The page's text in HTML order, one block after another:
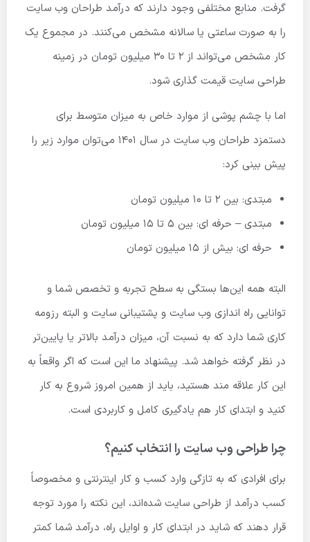
گرفت. منابع مختلفی وجود دارند که درآمد طراحان وب سایت
را به صورت ساعتی یا سالانه مشخص می‌کنند. در مجموع یک
کار مشخص می‌تواند از ۲ تا ۳۰ میلیون تومان در زمینه
طراحی سایت قیمت گذاری شود.
اما با چشم پوشی از موارد خاص به میزان متوسط برای
دستمزد طراحان وب سایت در سال ۱۴۰۱ می‌توان موارد زیر را
پیش بینی کرد:
مبتدی: بین ۲ تا ۱۰ میلیون تومان
مبتدی – حرفه ای: بین ۵ تا ۱۵ میلیون تومان
حرفه ای: بیش از ۱۵ میلیون تومان
البته همه این‌ها بستگی به سطح تجربه و تخصص شما و
توانایی راه اندازی وب سایت و پشتیبانی سایت و البته رزومه
کاری شما دارد که به نسبت آن، میزان درآمد بالاتر یا پایین‌تر
در نظر گرفته خواهد شد. پیشنهاد ما این است که اگر واقعاً به
این کار علاقه مند هستید، باید از همین امروز شروع به کار
کنید و ابتدای کار هم یادگیری کامل و کاربردی است.
چرا طراحی وب سایت را انتخاب کنیم؟
برای افرادی که به تازگی وارد کسب و کار اینترنتی و مخصوصاً
کسب درآمد از طراحی سایت شده‌اند، این نکته را مورد توجه
قرار دهند که شاید در ابتدای کار و اوایل راه، درآمد شما کمتر